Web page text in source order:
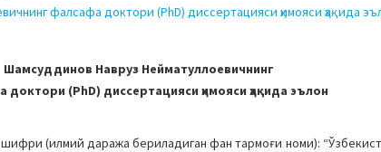
фалсафа доктори (PhD) диссертацияси ҳимояси ҳақида
Шамсуддинов Навруз Нейматуллоевичнинг
доктори (PhD) диссертацияси ҳимояси ҳақида эълон
(илмий даража бериладиган фан тармоғи номи):